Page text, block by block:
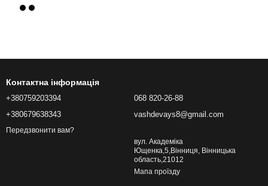
Контактна інформація
+380759203394
+380679638343
Передзвонити вам?
068 820-26-88
vashdevays8@gmail.com
вул. Академіка
Ющенка,5,Вінниця, Вінницька
область,21012
Мапа проїзду